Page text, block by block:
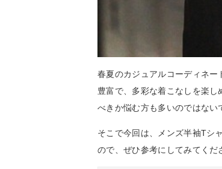
春夏のカジュアルコーディネ
豊富で、多彩な着こなしを楽
べきか悩む方も多いのではない
そこで今回は、メンズ半袖Tシ
ので、ぜひ参考にしてみてくだ